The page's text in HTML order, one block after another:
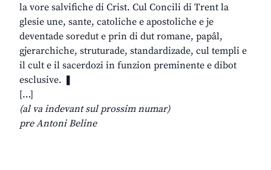
la vore salvifiche di Crist. Cul Concili di Trent la
glesie une, sante, catoliche e apostoliche e je
deventade soredut e prin di dut romane, papâl,
gjerarchiche, struturade, standardizade, cul templi e
il cult e il sacerdozi in funzion preminente e dibot
esclusive. ❚
[…]
(al va indevant sul prossim numar)
pre Antoni Beline